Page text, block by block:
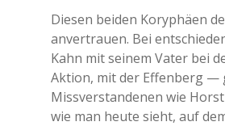
Diesen beiden Koryphäen
anvertrauen. Bei
Kahn mit seinem Vater bei
Aktion, mit der Effenberg —
Missverstandenen wie
wie man heute sieht, auf